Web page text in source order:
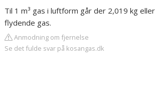
Til 1 m³ gas i luftform går der 2,019 kg
flydende gas.
Anmodning om fjernelse
Se det fulde svar på kosangas.dk